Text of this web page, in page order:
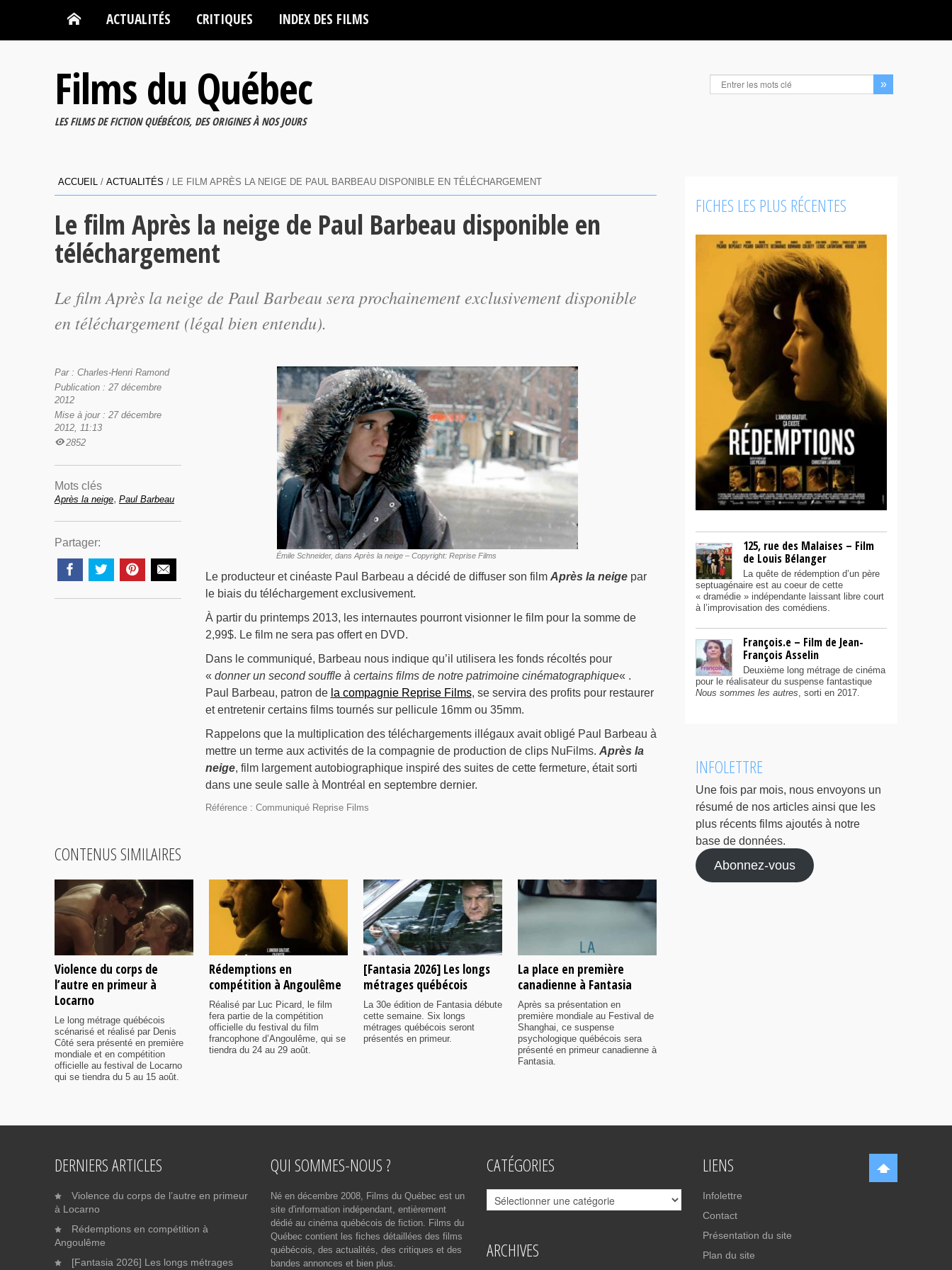
ACTUALITÉS CRITIQUES INDEX DES FILMS
Films du Québec
LES FILMS DE FICTION QUÉBÉCOIS, DES ORIGINES À NOS JOURS
ACCUEIL / ACTUALITÉS / LE FILM APRÈS LA NEIGE DE PAUL BARBEAU DISPONIBLE EN TÉLÉCHARGEMENT
Le film Après la neige de Paul Barbeau disponible en
téléchargement
Le filmAprès la neige de Paul Barbeau sera prochainement exclusivement disponible
en téléchargement (légal bien entendu).
Émile Schneider, dans Après la neige – Copyright: Reprise Films
Le producteur et cinéaste Paul Barbeau a décidé de diffuser son film Après la neigepar
le biais du téléchargement exclusivement.
À partir du printemps 2013, les internautes pourront visionner le film pour la somme de
2,99$. Le film ne sera pas offert en DVD.
Dans le communiqué, Barbeau nous indique qu’il utilisera les fonds récoltés pour
« donner un second souffle à certains films de notre patrimoine cinématographique« .
Paul Barbeau, patron de la compagnie Reprise Films, se servira des profits pour restaurer
et entretenir certains films tournés sur pellicule 16mm ou 35mm.
Rappelons que la multiplication des téléchargements illégaux avait obligé Paul Barbeau à
mettre un terme aux activités de la compagnie de production de clips NuFilms. Après la
neige, film largement autobiographique inspiré des suites de cette fermeture, était sorti
dans une seule salle à Montréal en septembre dernier.
Référence : Communiqué Reprise Films
Par : Charles-Henri Ramond
Publication : 27 décembre
2012
Mise à jour : 27 décembre
2012, 11:13
2852
Mots clés
Après la neige, Paul Barbeau
Partager:
CONTENUS SIMILAIRES
Violence du corps de
l’autre en primeur à
Locarno
Le long métrage québécois
scénarisé et réalisé par Denis
Côté sera présenté en première
mondiale et en compétition
officielle au festival de Locarno
qui se tiendra du 5 au 15 août.
Rédemptions en
compétition à Angoulême
Réalisé par Luc Picard, le film
fera partie de la compétition
officielle du festival du film
francophone d’Angoulême, qui se
tiendra du 24 au 29 août.
[Fantasia 2026] Les longs
métrages québécois
La 30e édition de Fantasia débute
cette semaine. Six longs
métrages québécois seront
présentés en primeur.
La place en première
canadienne à Fantasia
Après sa présentation en
première mondiale au Festival de
Shanghai, ce suspense
psychologique québécois sera
présenté en primeur canadienne à
Fantasia.
FICHES LES PLUS RÉCENTES
125, rue des Malaises – Film
de Louis Bélanger
La quête de rédemption d’un père
septuagénaire est au coeur de cette
« dramédie » indépendante laissant libre court
à l’improvisation des comédiens.
François.e – Film de Jean-
François Asselin
Deuxième long métrage de cinéma
pour le réalisateur du suspense fantastique
Nous sommes les autres, sorti en 2017.
INFOLETTRE
Une fois par mois, nous envoyons un
résumé de nos articles ainsi que les
plus récents films ajoutés à notre
base de données.
Abonnez-vous
DERNIERS ARTICLES
Violence du corps de l’autre en primeur
à Locarno
Rédemptions en compétition à
Angoulême
[Fantasia 2026] Les longs métrages
QUI SOMMES-NOUS ?
Né en décembre 2008, Films du Québec est un
site d'information indépendant, entièrement
dédié au cinéma québécois de fiction. Films du
Québec contient les fiches détaillées des films
québécois, des actualités, des critiques et des
bandes annonces et bien plus.
CATÉGORIES
Catégories
ARCHIVES
LIENS
Infolettre
Contact
Présentation du site
Plan du site